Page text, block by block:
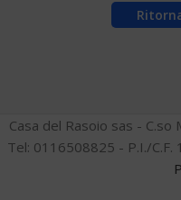
Casa del Rasoio sas -
Tel: 0116508825 - P.I./